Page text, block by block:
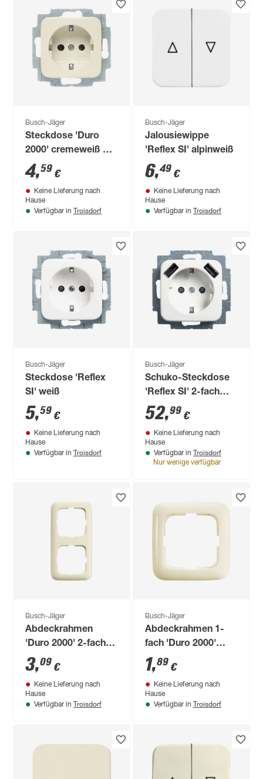
Busch-Jäger
Steckdose 'Duro
2000' cremeweiß mit
Abdeckung
4,59 €
Keine Lieferung nach
Hause
Verfügbar in Troisdorf
Busch-Jäger
Jalousiewippe
'Reflex SI' alpinweiß
6,49 €
Keine Lieferung nach
Hause
Verfügbar in Troisdorf
Busch-Jäger
Steckdose 'Reflex
SI' weiß
5,59 €
Keine Lieferung nach
Hause
Verfügbar in Troisdorf
Busch-Jäger
Schuko-Steckdose
'Reflex SI' 2-fach
alpinweiß
52,99 €
Keine Lieferung nach
Hause
Verfügbar in Troisdorf
Nur wenige verfügbar
Busch-Jäger
Abdeckrahmen
'Duro 2000' 2-fach
cremeweiß
3,09 €
Keine Lieferung nach
Hause
Verfügbar in Troisdorf
Busch-Jäger
Abdeckrahmen 1-
fach 'Duro 2000'
cremeweiß
1,89 €
Keine Lieferung nach
Hause
Verfügbar in Troisdorf